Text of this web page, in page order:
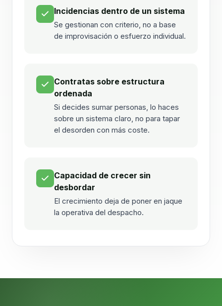
Incidencias dentro de un sistema
Se gestionan con criterio, no a base
de improvisación o esfuerzo individual.
Contratas sobre estructura
ordenada
Si decides sumar personas, lo haces
sobre un sistema claro, no para tapar
el desorden con más coste.
Capacidad de crecer sin
desbordar
El crecimiento deja de poner en jaque
la operativa del despacho.